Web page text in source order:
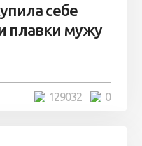
себе
плавки мужу
0
129032